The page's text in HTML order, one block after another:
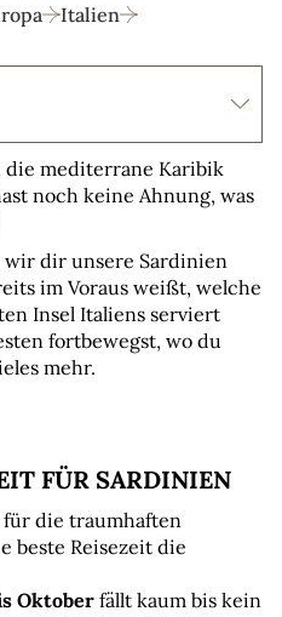
Italien
die mediterrane Karibik
noch keine Ahnung, was
wir dir unsere Sardinien
im Voraus weißt, welche
Insel Italiens serviert
fortbewegst, wo du
mehr.
FÜR SARDINIEN
die traumhaften
beste Reisezeit die
Oktober fällt kaum bis kein